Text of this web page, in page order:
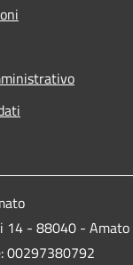
14 - 88040 - Amato
00297380792